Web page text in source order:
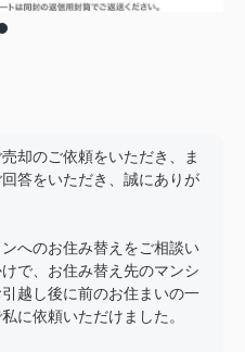
却のご依頼をいただき、ま
答をいただき、誠にありが
へのお住み替えをご相談い
で、お住み替え先のマンシ
越し後に前のお住まいの一
に依頼いただけました。